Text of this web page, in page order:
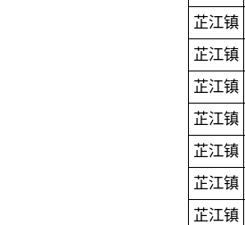
芷江镇
芷江镇
芷江镇
芷江镇
芷江镇
芷江镇
芷江镇